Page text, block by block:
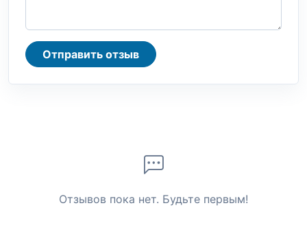
Отправить отзыв
Отзывов пока нет. Будьте первым!